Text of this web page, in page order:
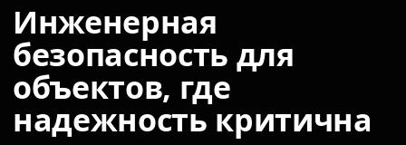
Инженерная
безопасность для
объектов, где
надежность критична